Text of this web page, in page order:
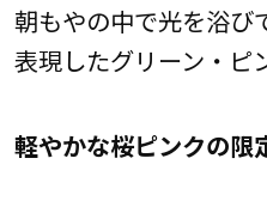
朝もやの中で光を浴び
表現したグリーン・ピ
軽やかな桜ピンクの限